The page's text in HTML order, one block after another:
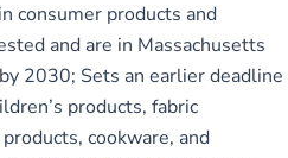
consumer products and
and are in Massachusetts
2030; Sets an earlier deadline
products, fabric
cookware, and